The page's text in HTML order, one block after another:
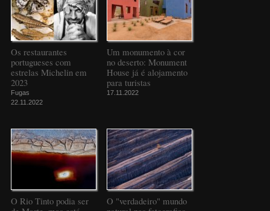
Os restaurantes
portugueses com
estrelas Michelin em
2023
Fugas
22.11.2022
Um monumento à cor
no deserto: Monument
House já é alojamento
para turistas
17.11.2022
O Rio Tinto podia ser
O "verdadeiro" mundo